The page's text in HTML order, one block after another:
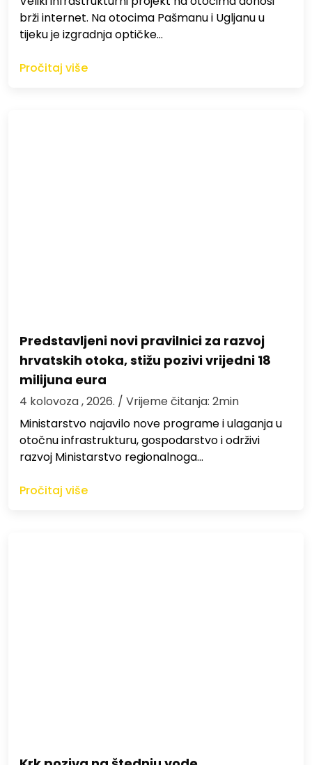
brži internet. Na otocima Pašmanu i Ugljanu u
tijeku je izgradnja optičke…
Pročitaj više
Predstavljeni novi pravilnici za razvoj
hrvatskih otoka, stižu pozivi vrijedni 18
milijuna eura
4 kolovoza , 2026. / Vrijeme čitanja: 2min
Ministarstvo najavilo nove programe i ulaganja u
otočnu infrastrukturu, gospodarstvo i održivi
razvoj Ministarstvo regionalnoga…
Pročitaj više